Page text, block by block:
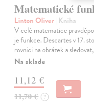
Matematické
Linton Oliver| Kniha
V celé matematice
je funkce. Descartes v 17.
rovnici na obrázek a
Na sklade
11,12 €
11,70 € ?